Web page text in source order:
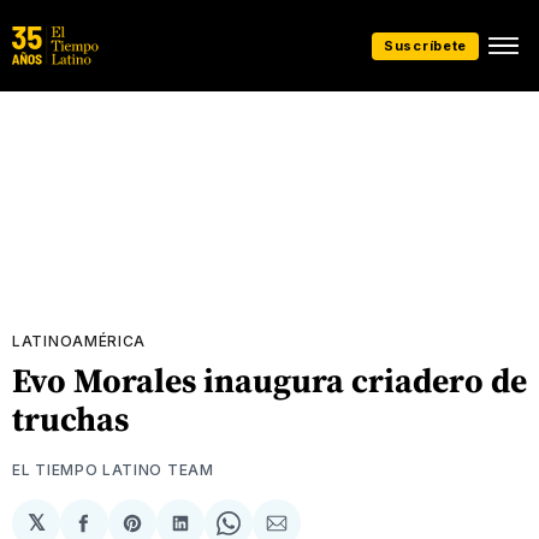
Suscríbete
LATINOAMÉRICA
Evo Morales inaugura criadero de
truchas
EL TIEMPO LATINO TEAM
𝕏 Compartir
ShareCompartir
ShareCompartir